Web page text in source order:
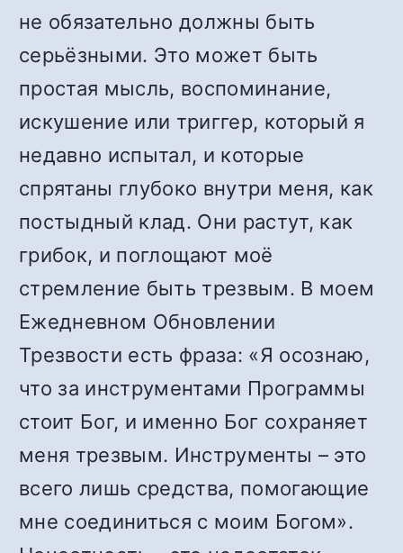
не обязательно должны быть
серьёзными. Это может быть
простая мысль, воспоминание,
искушение или триггер, который я
недавно испытал, и которые
спрятаны глубоко внутри меня, как
постыдный клад. Они растут, как
грибок, и поглощают моё
стремление быть трезвым. В моем
Ежедневном Обновлении
Трезвости есть фраза: «Я осознаю,
что за инструментами Программы
стоит Бог, и именно Бог сохраняет
меня трезвым. Инструменты – это
всего лишь средства, помогающие
мне соединиться с моим Богом».